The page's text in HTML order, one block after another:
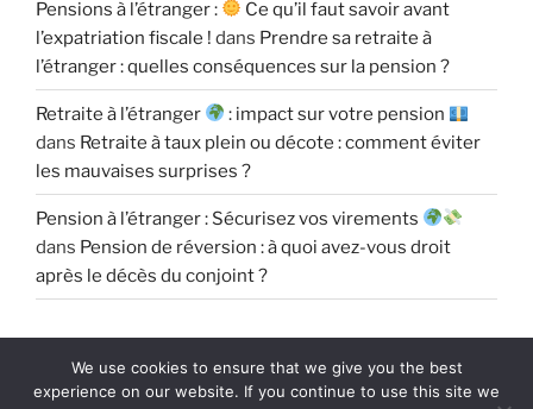
Pensions à l’étranger :
Ce qu’il faut savoir avant
l’expatriation fiscale ! dans Prendre sa retraite à
l’étranger : quelles conséquences sur la pension ?
Retraite à l’étranger
: impact sur votre pension
dans Retraite à taux plein ou décote : comment éviter
les mauvaises surprises ?
Pension à l’étranger : Sécurisez vos virements
dans Pension de réversion : à quoi avez-vous droit
après le décès du conjoint ?
Politique de confidentialité Fièrement propulsé par
We use cookies to ensure that we give you the best
experience on our website. If you continue to use this site we